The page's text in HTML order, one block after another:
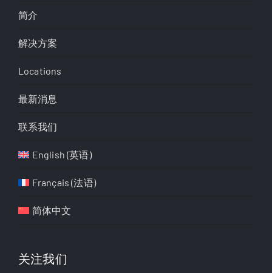
简介
解决方案
Locations
最新消息
联系我们
English (英语)
Français (法语)
简体中文
关注我们